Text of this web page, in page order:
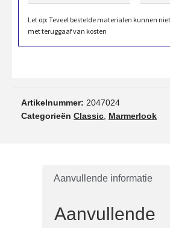
Let op: Teveel bestelde materialen kunnen
met teruggaaf van kosten
Artikelnummer: 2047024
Categorieën Classic Marmerlook
Aanvullende informatie
Aanvullende